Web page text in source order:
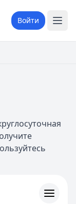
Войти